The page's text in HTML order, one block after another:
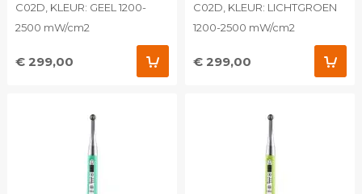
C02D, KLEUR: GEEL 1200-
2500 mW/cm2
€ 299,00
C02D, KLEUR: LICHTGROEN
1200-2500 mW/cm2
€ 299,00